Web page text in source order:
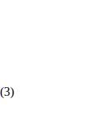
(3)